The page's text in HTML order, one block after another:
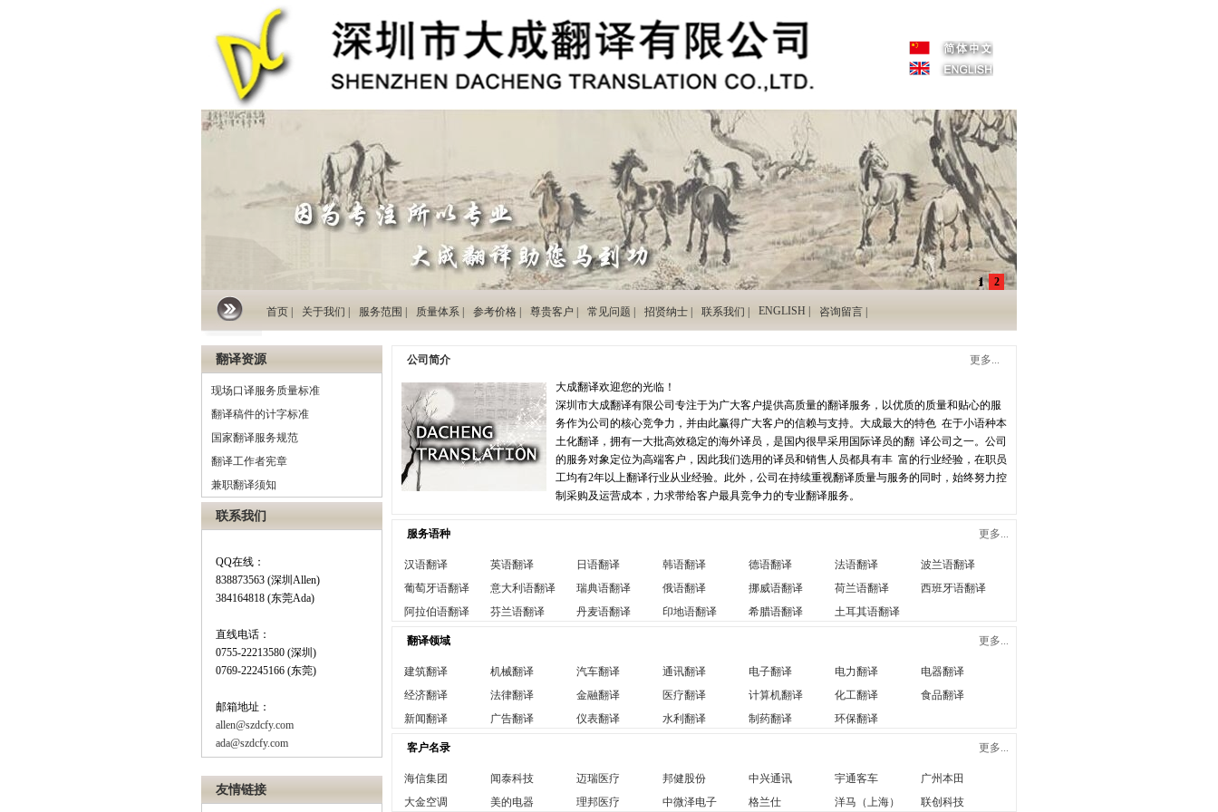
1 2
首页 | 关于我们 | 服务范围 | 质量体系 | 参考价格 | 尊贵客户 | 常见问题 | 招贤纳士 | 联系我们 | ENGLISH | 咨询留言 |
翻译资源
现场口译服务质量标准
翻译稿件的计字标准
国家翻译服务规范
翻译工作者宪章
兼职翻译须知
联系我们
QQ在线：
838873563 (深圳Allen)
384164818 (东莞Ada)
直线电话：
0755-22213580 (深圳)
0769-22245166 (东莞)
邮箱地址：
allen@szdcfy.com
ada@szdcfy.com
友情链接
公司简介 更多...
大成翻译欢迎您的光临！
深圳市大成翻译有限公司专注于为广大客户提供高质量的翻译服务，以优质的质量和贴心的服
务作为公司的核心竞争力，并由此赢得广大客户的信赖与支持。大成最大的特色 在于小语种本
土化翻译，拥有一大批高效稳定的海外译员，是国内很早采用国际译员的翻 译公司之一。公司
的服务对象定位为高端客户，因此我们选用的译员和销售人员都具有丰 富的行业经验，在职员
工均有2年以上翻译行业从业经验。此外，公司在持续重视翻译质量与服务的同时，始终努力控
制采购及运营成本，力求带给客户最具竞争力的专业翻译服务。
服务语种 更多...
汉语翻译 英语翻译 日语翻译 韩语翻译 德语翻译 法语翻译
波兰语翻译
葡萄牙语翻译
意大利语翻译 瑞典语翻译 俄语翻译 挪威语翻译 荷兰语翻译
西班牙语翻译
阿拉伯语翻译
芬兰语翻译 丹麦语翻译 印地语翻译 希腊语翻译 土耳其语翻译
翻译领域 更多...
建筑翻译 机械翻译 汽车翻译 通讯翻译 电子翻译 电力翻译
电器翻译
经济翻译
法律翻译 金融翻译 医疗翻译 计算机翻译 化工翻译
食品翻译
新闻翻译
广告翻译 仪表翻译 水利翻译 制药翻译 环保翻译
客户名录 更多...
海信集团 闻泰科技 迈瑞医疗 邦健股份 中兴通讯 宇通客车
广州本田
大金空调
美的电器 理邦医疗 中微泽电子 格兰仕 洋马（上海） 联创科技